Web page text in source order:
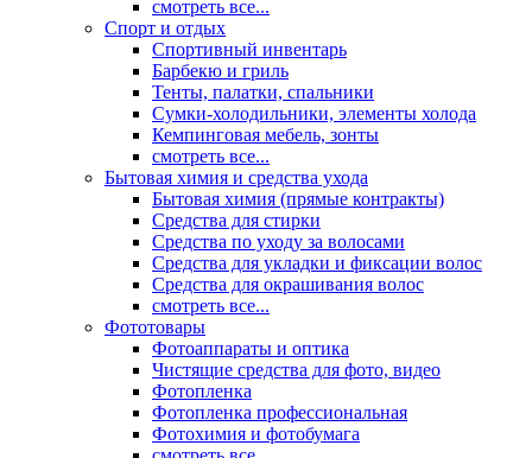
смотреть все...
Спорт и отдых
Спортивный инвентарь
Барбекю и гриль
Тенты, палатки, спальники
Сумки-холодильники, элементы холода
Кемпинговая мебель, зонты
смотреть все...
Бытовая химия и средства ухода
Бытовая химия (прямые контракты)
Средства для стирки
Средства по уходу за волосами
Средства для укладки и фиксации волос
Средства для окрашивания волос
смотреть все...
Фототовары
Фотоаппараты и оптика
Чистящие средства для фото, видео
Фотопленка
Фотопленка профессиональная
Фотохимия и фотобумага